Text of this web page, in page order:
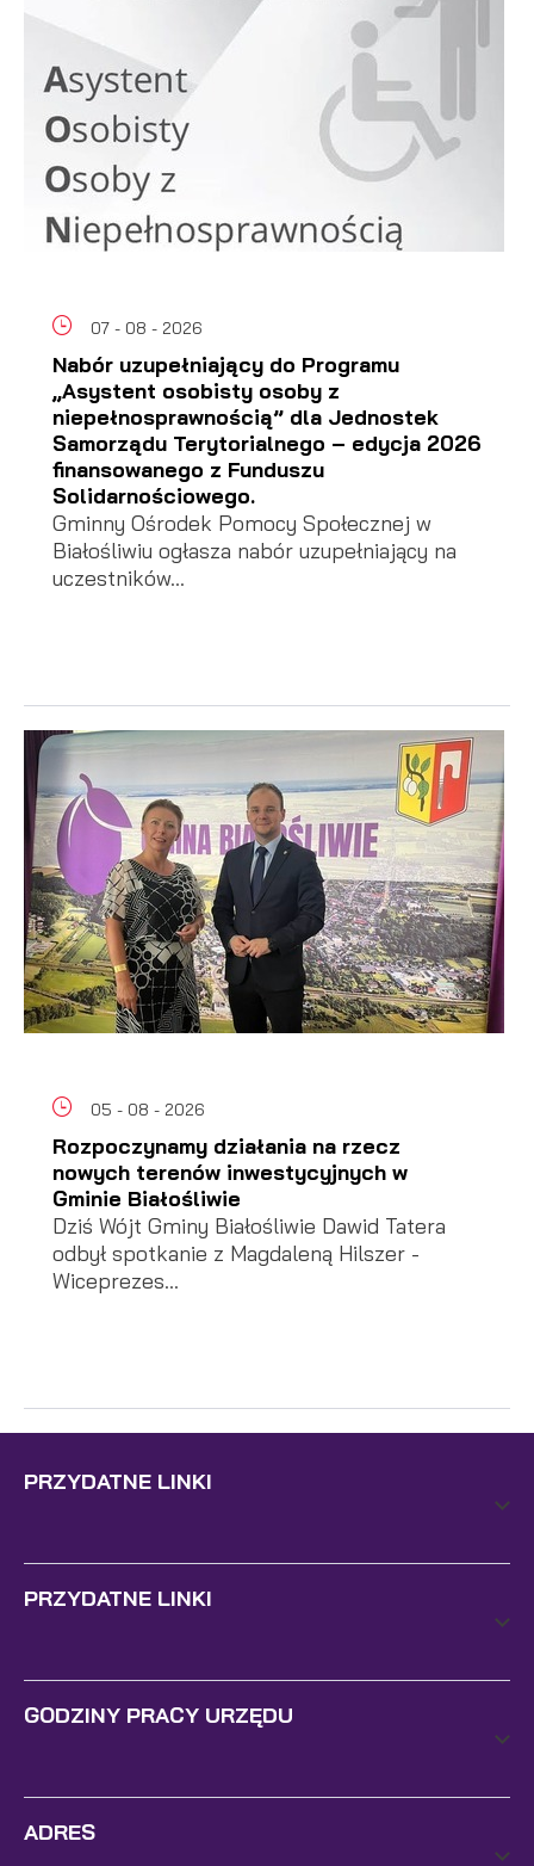
07 - 08 - 2026
Nabór uzupełniający do Programu
„Asystent osobisty osoby z
niepełnosprawnością” dla Jednostek
Samorządu Terytorialnego – edycja 2026
finansowanego z Funduszu
Solidarnościowego.
Gminny Ośrodek Pomocy Społecznej w
Białośliwiu ogłasza nabór uzupełniający na
uczestników...
05 - 08 - 2026
Rozpoczynamy działania na rzecz
nowych terenów inwestycyjnych w
Gminie Białośliwie
Dziś Wójt Gminy Białośliwie Dawid Tatera
odbył spotkanie z Magdaleną Hilszer -
Wiceprezes...
PRZYDATNE LINKI
PRZYDATNE LINKI
GODZINY PRACY URZĘDU
ADRES